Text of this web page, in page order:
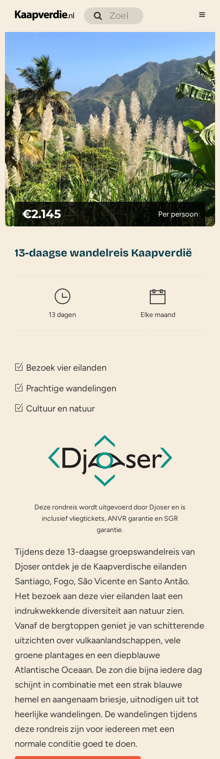
€2.145 Per persoon
13-daagse wandelreis Kaapverdië
13 dagen Elke maand
Bezoek vier eilanden
Prachtige wandelingen
Cultuur en natuur
Deze rondreis wordt uitgevoerd door Djoser en is
inclusief vliegtickets, ANVR garantie en SGR
garantie.
Tijdens deze 13-daagse groepswandelreis van
Djoser ontdek je de Kaapverdische eilanden
Santiago, Fogo, São Vicente en Santo Antão.
Het bezoek aan deze vier eilanden laat een
indrukwekkende diversiteit aan natuur zien.
Vanaf de bergtoppen geniet je van schitterende
uitzichten over vulkaanlandschappen, vele
groene plantages en een diepblauwe
Atlantische Oceaan. De zon die bijna iedere dag
schijnt in combinatie met een strak blauwe
hemel en aangenaam briesje, uitnodigen uit tot
heerlijke wandelingen. De wandelingen tijdens
deze rondreis zijn voor iedereen met een
normale conditie goed te doen.